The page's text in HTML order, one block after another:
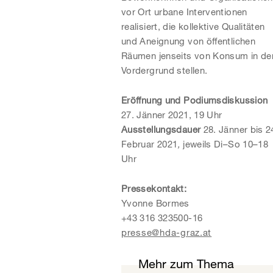
vor Ort urbane Interventionen
realisiert, die kollektive Qualitäten
und Aneignung von öffentlichen
Räumen jenseits von Konsum in
Vordergrund stellen.
Eröffnung und Podiumsdiskussion
27. Jänner 2021, 19 Uhr
Ausstellungsdauer28. Jänner bis
Februar 2021, jeweils Di–So 10–18
Uhr
Pressekontakt:
Yvonne Bormes
+43 316 323500-16
presse@hda-graz.at
Mehr zum Thema